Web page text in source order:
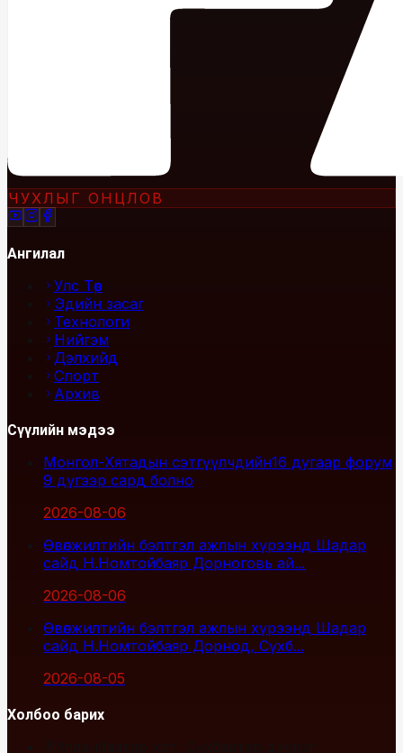
ЧУХЛЫГ ОНЦЛОВ
Ангилал
Улс Төр
Эдийн засаг
Технологи
Нийгэм
Дэлхийд
Спорт
Архив
Сүүлийн мэдээ
Монгол-Хятадын сэтгүүлчдийн16 дугаар форум
9 дүгээр сард болно
2026-08-06
Өвөлжилтийн бэлтгэл ажлын хүрээнд Шадар
сайд Н.Номтойбаяр Дорноговь ай...
2026-08-06
Өвөлжилтийн бэлтгэл ажлын хүрээнд Шадар
сайд Н.Номтойбаяр Дорнод, Сүхб...
2026-08-05
Холбоо барих